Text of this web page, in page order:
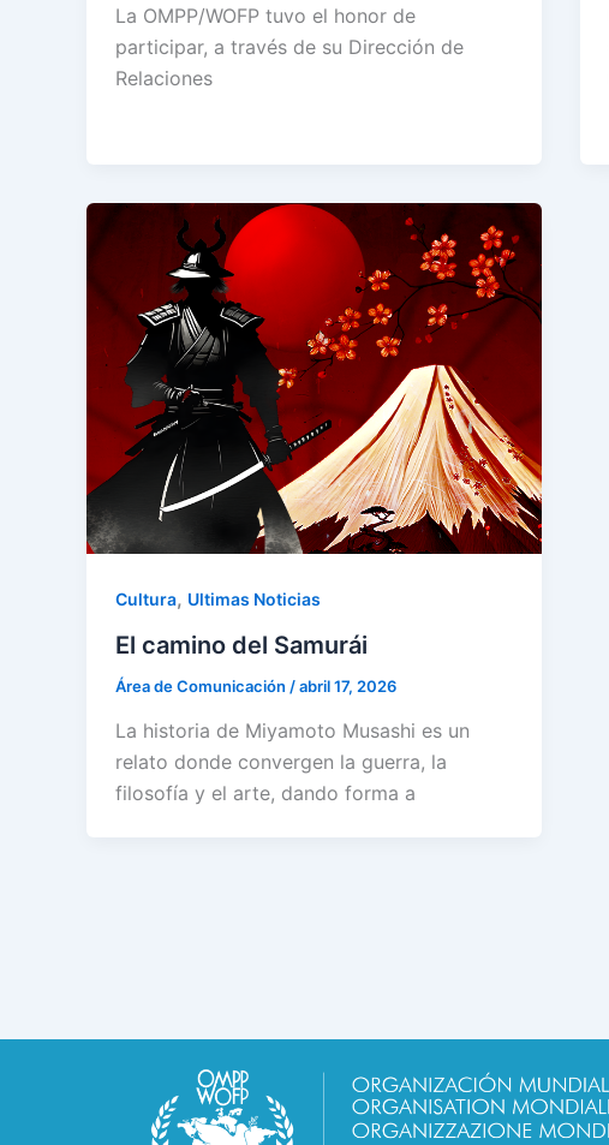
La OMPP/WOFP tuvo el honor de
participar, a través de su Dirección de
Relaciones
Cultura, Ultimas Noticias
El camino del Samurái
Área de Comunicación /abril 17, 2026
La historia de Miyamoto Musashi es un
relato donde convergen la guerra, la
filosofía y el arte, dando forma a